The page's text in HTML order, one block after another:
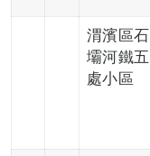
渭濱區石
壩河鐵五
處小區